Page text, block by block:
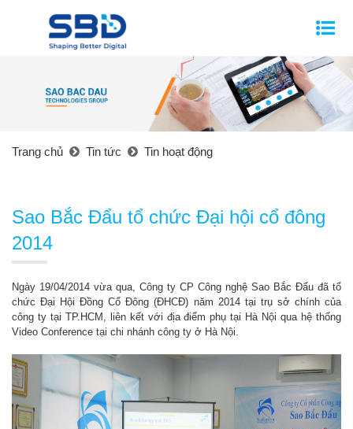
Trang chủ Tin tức Tin hoạt động
Sao Bắc Đẩu tổ chức Đại hội cổ đông
2014
Ngày 19/04/2014 vừa qua, Công ty CP Công nghệ Sao Bắc Đẩu đã tổ
chức Đại Hội Đồng Cổ Đông (ĐHCĐ) năm 2014 tại trụ sở chính của
công ty tại TP.HCM, liên kết với địa điểm phụ tại Hà Nội qua hệ thống
Video Conference tại chi nhánh công ty ở Hà Nội.